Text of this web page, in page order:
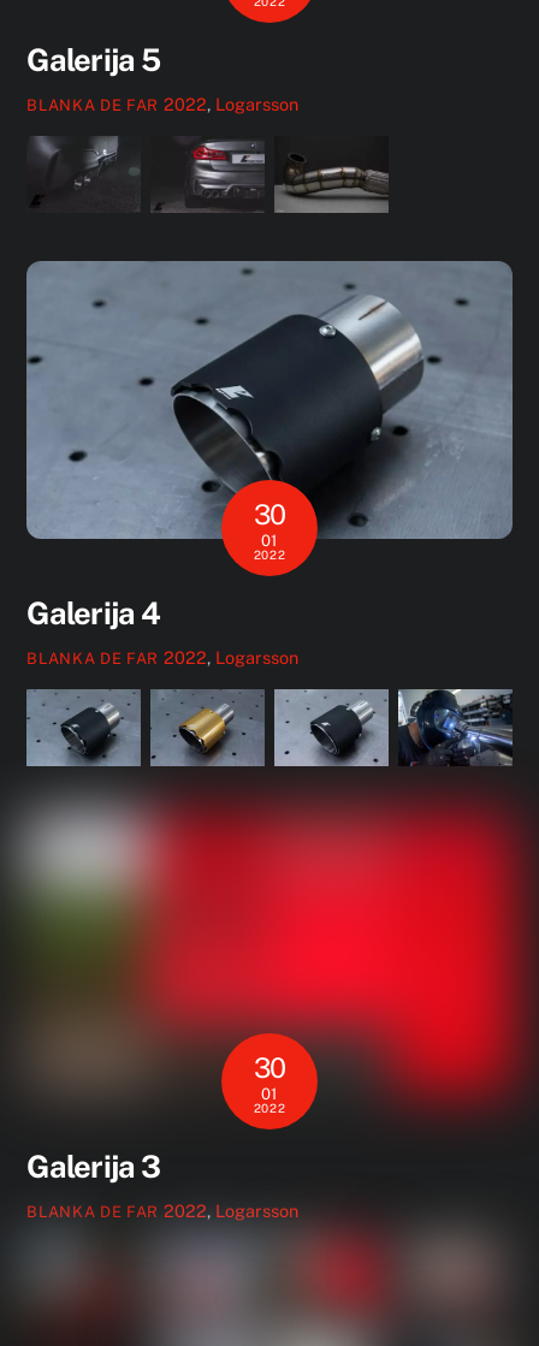
Galerija 5
BLANKA DE FAR 2022, Logarsson
30
01
2022
Galerija 4
BLANKA DE FAR 2022, Logarsson
30
01
2022
Galerija 3
BLANKA DE FAR 2022, Logarsson